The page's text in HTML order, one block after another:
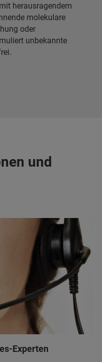
herausragendem
molekulare
oder
unbekannte
und
Experten